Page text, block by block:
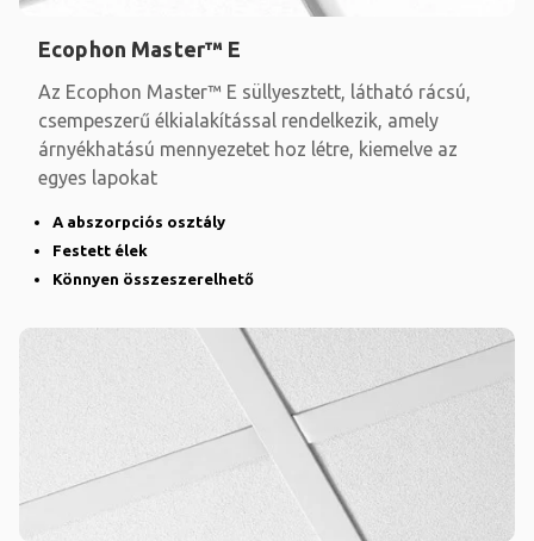
Ecophon Master™ E
Az Ecophon Master™ E süllyesztett, látható rácsú,
csempeszerű élkialakítással rendelkezik, amely
árnyékhatású mennyezetet hoz létre, kiemelve az
egyes lapokat
A abszorpciós osztály
Festett élek
Könnyen összeszerelhető